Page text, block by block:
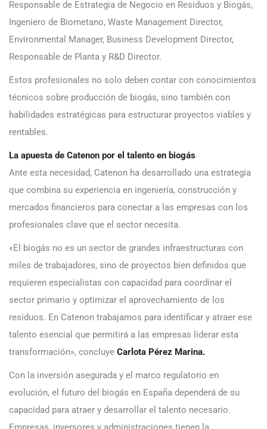
Responsable de Estrategia de Negocio en Residuos y Biogás,
Ingeniero de Biometano, Waste Management Director,
Environmental Manager, Business Development Director,
Responsable de Planta y R&D Director.
Estos profesionales no solo deben contar con conocimientos
técnicos sobre producción de biogás, sino también con
habilidades estratégicas para estructurar proyectos viables y
rentables.
La apuesta de Catenon por el talento en biogás
Ante esta necesidad, Catenon ha desarrollado una estrategia
que combina su experiencia en ingeniería, construcción y
mercados financieros para conectar a las empresas con los
profesionales clave que el sector necesita.
«El biogás no es un sector de grandes infraestructuras con
miles de trabajadores, sino de proyectos bien definidos que
requieren especialistas con capacidad para coordinar el
sector primario y optimizar el aprovechamiento de los
residuos. En Catenon trabajamos para identificar y atraer ese
talento esencial que permitirá a las empresas liderar esta
transformación», concluye Carlota Pérez Marina.
Con la inversión asegurada y el marco regulatorio en
evolución, el futuro del biogás en España dependerá de su
capacidad para atraer y desarrollar el talento necesario.